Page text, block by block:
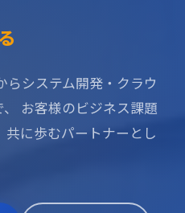
らシステム開発・クラウ
お客様のビジネス課題
共に歩むパートナーとし